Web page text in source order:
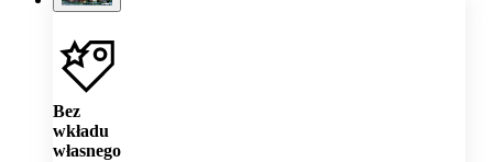
Bez
wkładu
własnego